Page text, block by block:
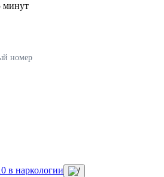
минут
номер
в наркологии